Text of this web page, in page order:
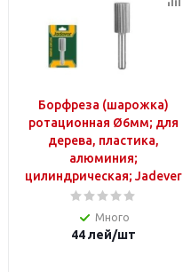
Борфреза (шарожка)
ротационная Ø6мм; для
дерева, пластика,
алюминия;
цилиндрическая; Jadever
Много
44лей/шт